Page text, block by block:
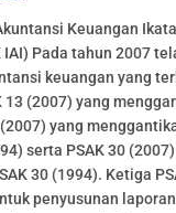
Keuangan
IAI) Pada tahun 2007
keuangan yang
(2007) yang
yang
serta PSAK 30
30 (1994). Ketiga
penyusunan